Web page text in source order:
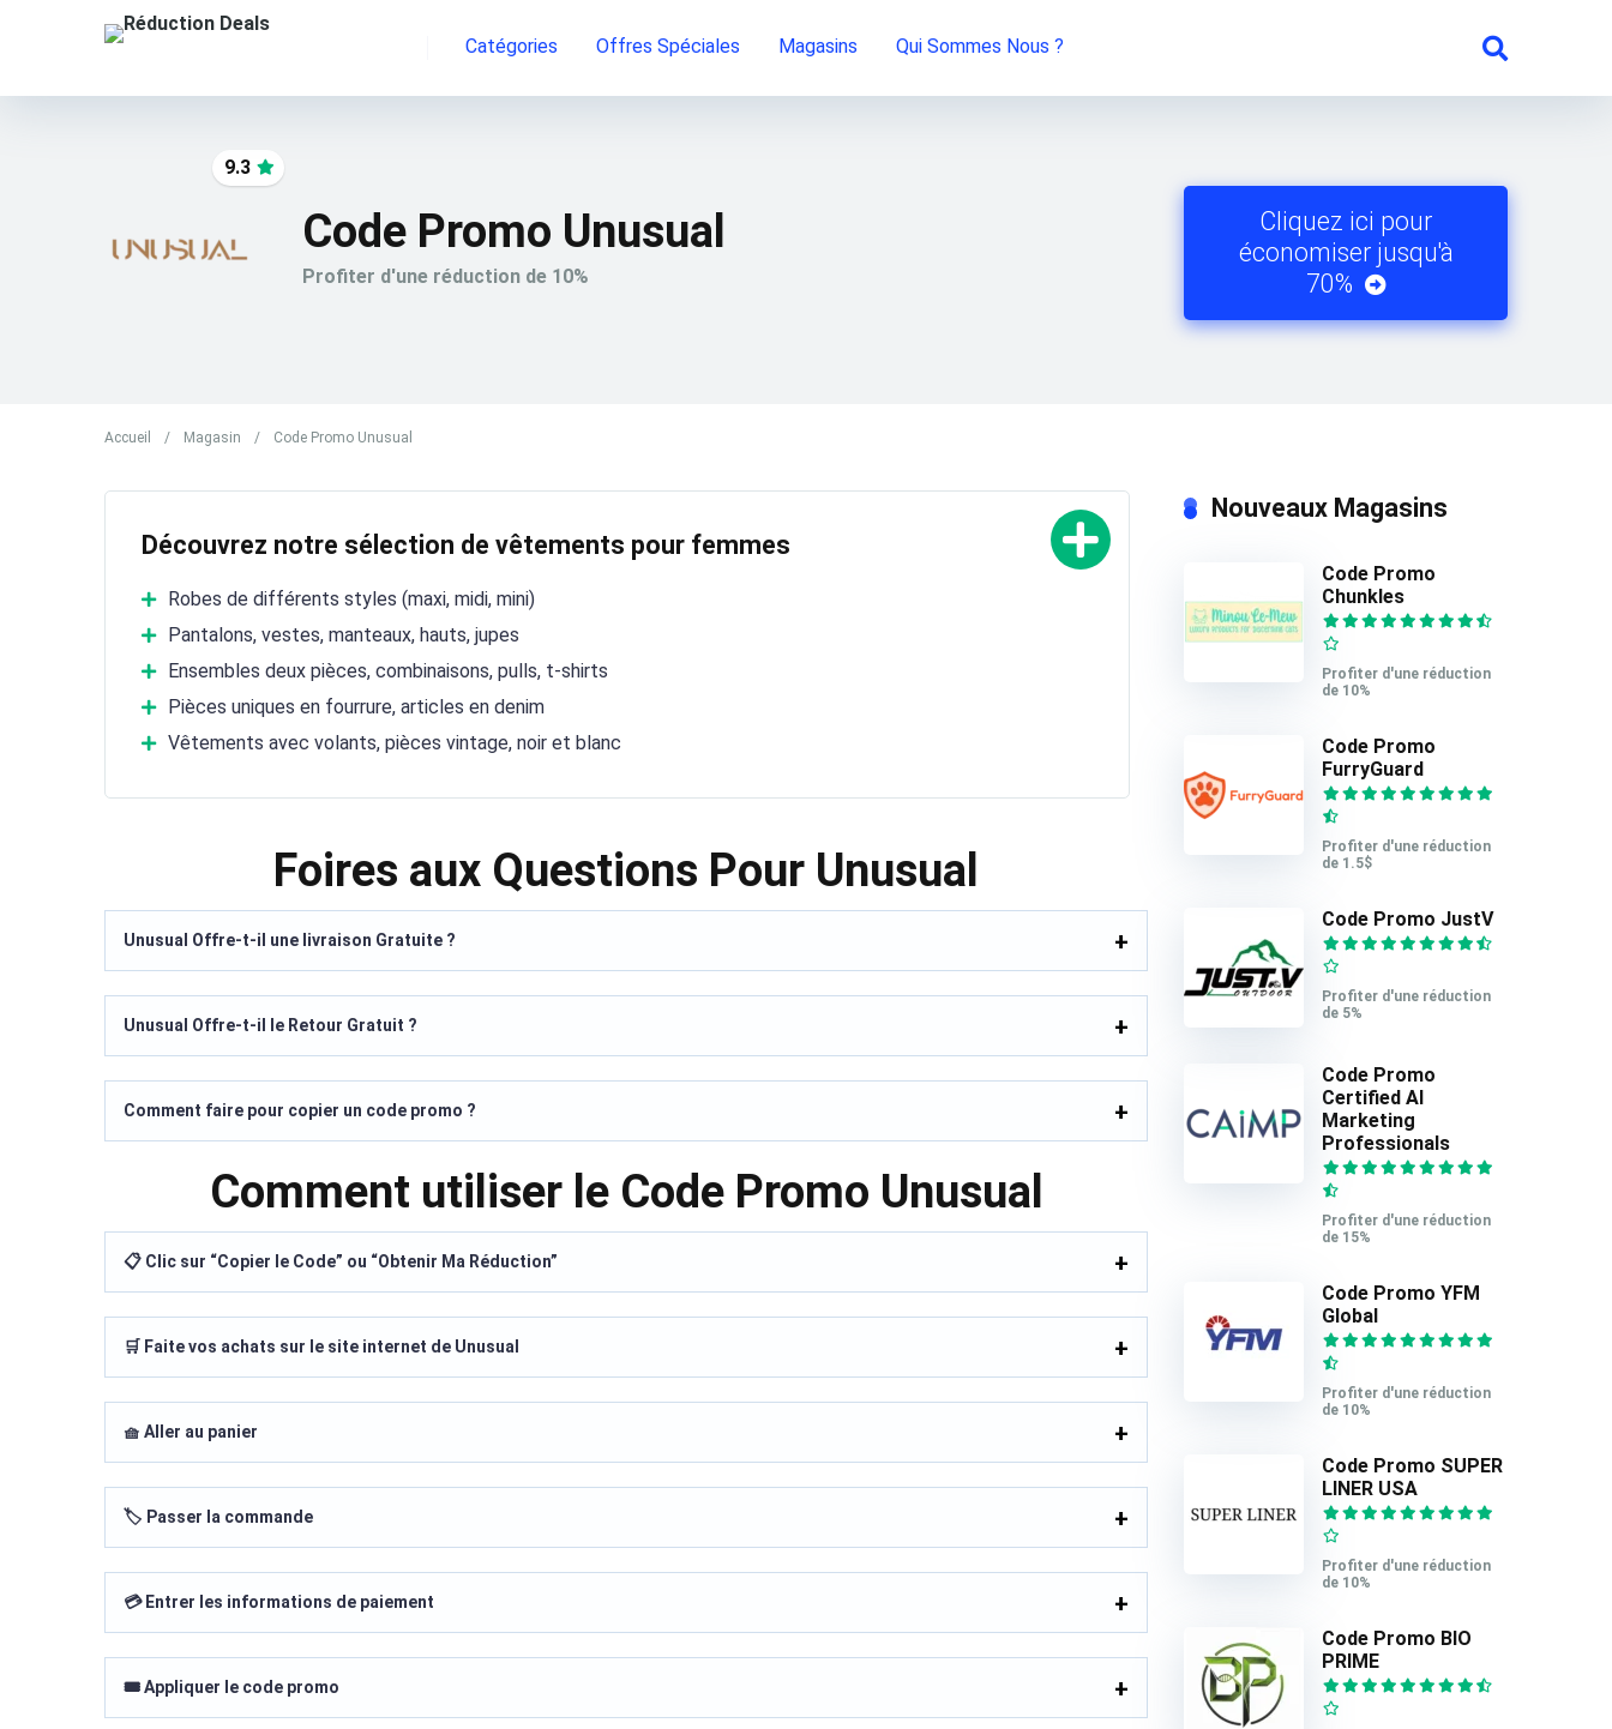
Catégories Offres Spéciales Magasins Qui Sommes Nous ?
9.3
Code Promo Unusual
Profiter d'une réduction de 10%
Cliquez ici pour
économiser jusqu'à
70%
Accueil / Magasin / Code Promo Unusual
Découvrez notre sélection de vêtements pour femmes
Robes de différents styles (maxi, midi, mini)
Pantalons, vestes, manteaux, hauts, jupes
Ensembles deux pièces, combinaisons, pulls, t-shirts
Pièces uniques en fourrure, articles en denim
Vêtements avec volants, pièces vintage, noir et blanc
Foires aux Questions Pour Unusual
Unusual Offre-t-il une livraison Gratuite ?
Unusual Offre-t-il le Retour Gratuit ?
Comment faire pour copier un code promo ?
Comment utiliser le Code Promo Unusual
📋 Clic sur “Copier le Code” ou “Obtenir Ma Réduction”
🛒 Faite vos achats sur le site internet de Unusual
🧺 Aller au panier
🏷️ Passer la commande
💳 Entrer les informations de paiement
🎟️ Appliquer le code promo
Nouveaux Magasins
Code Promo
Chunkles
Profiter d'une réduction
de 10%
Code Promo
FurryGuard
Profiter d'une réduction
de 1.5$
Code Promo JustV
Profiter d'une réduction
de 5%
Code Promo
Certified AI
Marketing
Professionals
Profiter d'une réduction
de 15%
Code Promo YFM
Global
Profiter d'une réduction
de 10%
Code Promo SUPER
LINER USA
Profiter d'une réduction
de 10%
Code Promo BIO
PRIME